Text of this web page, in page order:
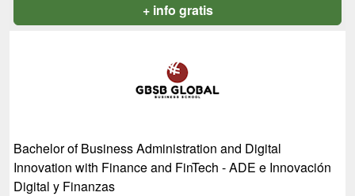
+ info gratis
Bachelor of Business Administration and Digital
Innovation with Finance and FinTech - ADE e Innovación
Digital y Finanzas